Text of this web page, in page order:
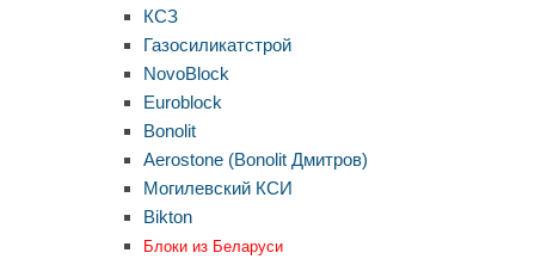
КСЗ
Газосиликатстрой
NovoBlock
Euroblock
Bonolit
Aerostone (Bonolit Дмитров)
Могилевский КСИ
Bikton
Блоки из Беларуси